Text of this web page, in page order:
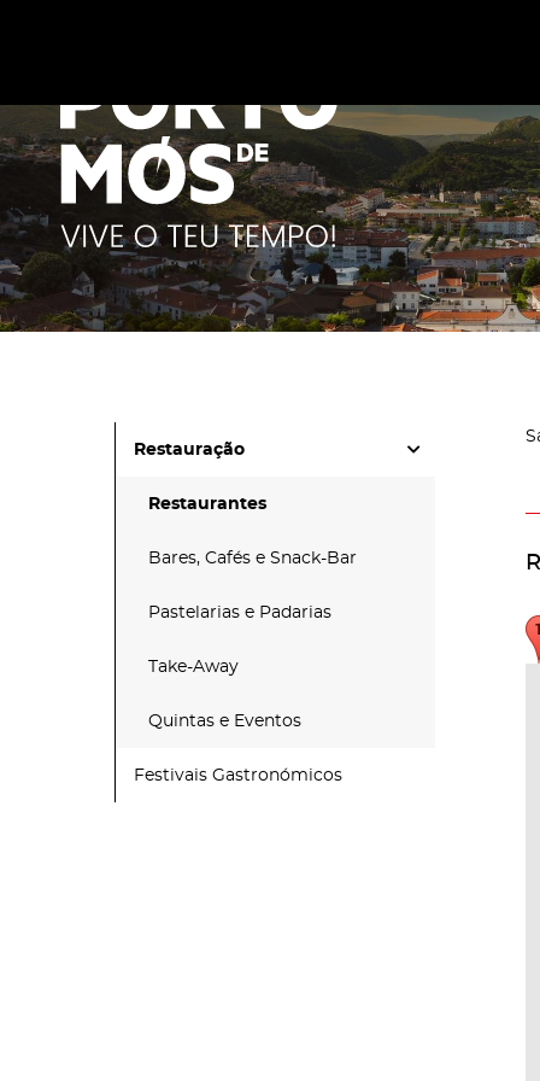
Restauração
Restaurantes
Bares, Cafés e Snack-Bar
Pastelarias e Padarias
Take-Away
Quintas e Eventos
Festivais Gastronómicos